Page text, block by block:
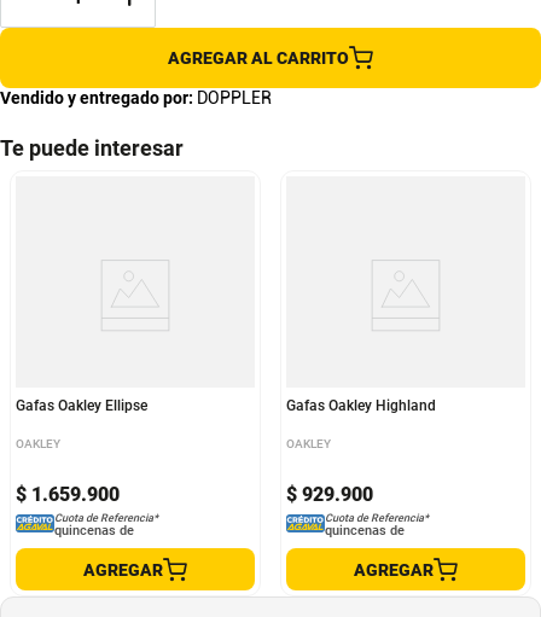
AGREGAR AL CARRITO
Vendido y entregado por: DOPPLER
Te puede interesar
Gafas Oakley Ellipse
OAKLEY
$ 1.659.900
Cuota de Referencia*
quincenas de
AGREGAR
Gafas Oakley Highland
OAKLEY
$ 929.900
Cuota de Referencia*
quincenas de
AGREGAR